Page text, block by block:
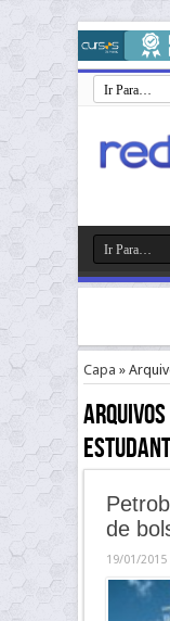
Capa »
Arquivos
de
19/01/2015